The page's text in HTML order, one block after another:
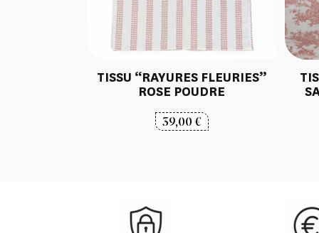
TISSU “RAYURES FLEURIES”
ROSE POUDRE
39,00€